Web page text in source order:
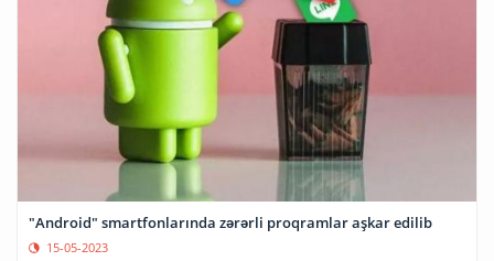
"Android" smartfonlarında zərərli proqramlar aşkar edilib
15-05-2023